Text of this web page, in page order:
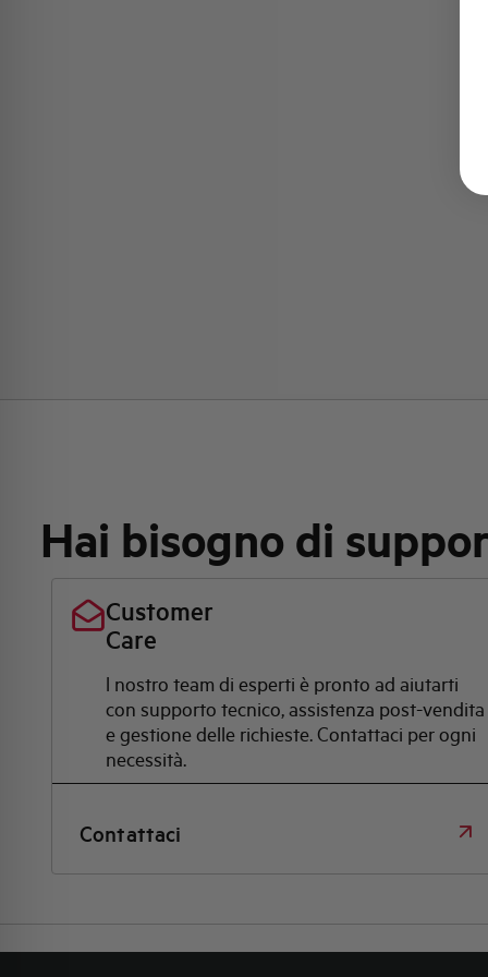
Hai bisogno di
Customer
Care
l nostro team di esperti è pronto ad aiutarti
con supporto tecnico, assistenza post-vendita
e gestione delle richieste. Contattaci per ogni
necessità.
Contattaci